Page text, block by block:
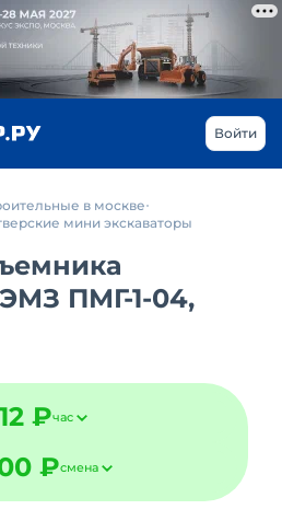
Войти
в москве
мини экскаваторы
ПМГ-1-04,
₽час
₽смена